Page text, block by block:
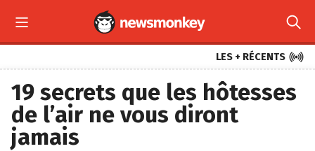
 
LES + RÉCENTS 
19 secrets que les hôtesses
de l’air ne vous diront
jamais